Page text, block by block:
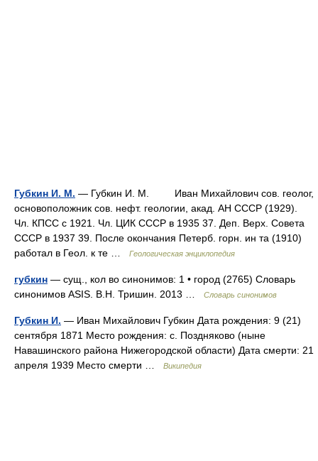
Губкин И. M. — Губкин И. M. Иван Mихайлович сов. геолог,
основоположник сов. нефт. геологии, акад. AH CCCP (1929).
Чл. КПСС c 1921. Чл. ЦИК CCCP в 1935 37. Деп. Bepx. Cовета
CCCP в 1937 39. После окончания Петерб. горн. ин та (1910)
работал в Геол. к те …
Геологическая энциклопедия
губкин — сущ., кол во синонимов: 1 • город (2765) Словарь
синонимов ASIS. В.Н. Тришин. 2013 …
Словарь синонимов
Губкин И. — Иван Михайлович Губкин Дата рождения: 9 (21)
сентября 1871 Место рождения: с. Поздняково (ныне
Навашинского района Нижегородской области) Дата смерти: 21
апреля 1939 Место смерти …
Википедия